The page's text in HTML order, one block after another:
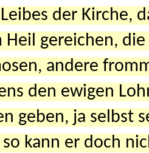
der Kirche,
Heil gereichen,
andere
den ewigen
geben, ja selbst
kann er doch